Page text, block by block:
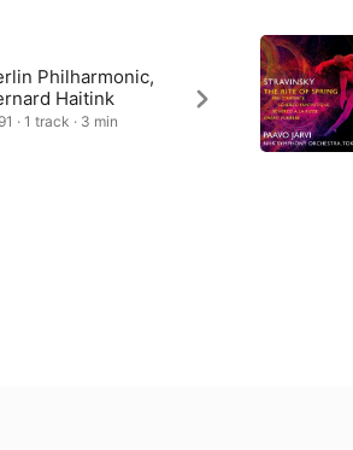
Philharmonic,
Haitink
· 1 track · 3 min